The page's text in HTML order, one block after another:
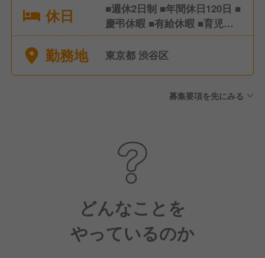
休日
■週休2日制 ■年間休日120日 ■
慶弔休暇 ■有給休暇 ■育児休
暇 ■介護休暇
勤務地 東京都 渋谷区
募集要項を先にみる
どんなことを
やっているのか